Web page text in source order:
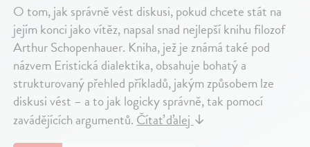
O tom, jak správně vést diskusi, pokud chcete stát na
jejím konci jako vítěz, napsal snad nejlepší knihu filozof
Arthur Schopenhauer. Kniha, jež je známá také pod
názvem Eristická dialektika, obsahuje bohatý a
strukturovaný přehled příkladů, jakým způsobem lze
diskusi vést – a to jak logicky správně, tak pomocí
zavádějících argumentů. Čítať ďalej ↓